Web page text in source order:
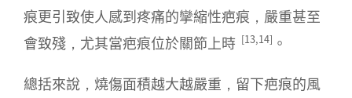
痕更引致使人感到疼痛的攣縮性疤痕，嚴重甚至
會致殘，尤其當疤痕位於關節上時 [13,14] 。
總括來說，燒傷面積越大越嚴重，留下疤痕的風